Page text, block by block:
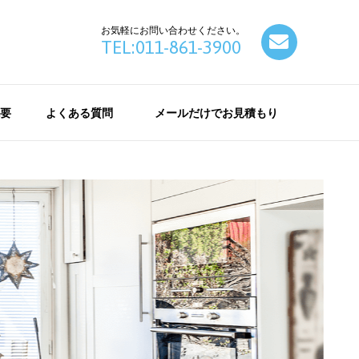
お気軽にお問い合わせください。
TEL:011-861-3900
よくある質問 メールだけでお見積もり